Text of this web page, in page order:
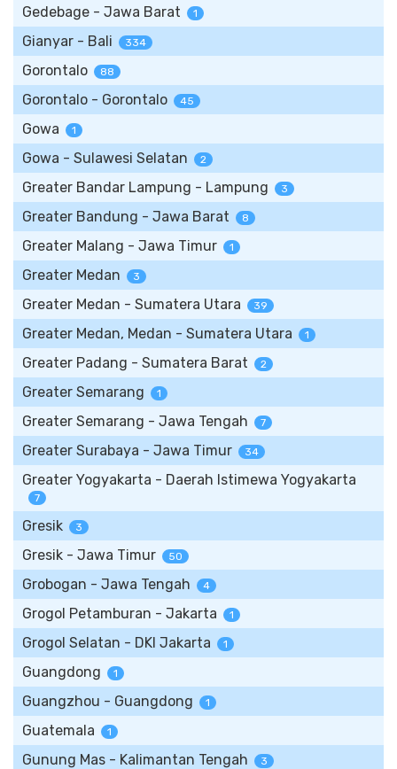
Gedebage - Jawa Barat 1
Gianyar - Bali 334
Gorontalo 88
Gorontalo - Gorontalo 45
Gowa 1
Gowa - Sulawesi Selatan 2
Greater Bandar Lampung - Lampung 3
Greater Bandung - Jawa Barat 8
Greater Malang - Jawa Timur 1
Greater Medan 3
Greater Medan - Sumatera Utara 39
Greater Medan, Medan - Sumatera Utara 1
Greater Padang - Sumatera Barat 2
Greater Semarang 1
Greater Semarang - Jawa Tengah 7
Greater Surabaya - Jawa Timur 34
Greater Yogyakarta - Daerah Istimewa Yogyakarta
7
Gresik 3
Gresik - Jawa Timur 50
Grobogan - Jawa Tengah 4
Grogol Petamburan - Jakarta 1
Grogol Selatan - DKI Jakarta 1
Guangdong 1
Guangzhou - Guangdong 1
Guatemala 1
Gunung Mas - Kalimantan Tengah 3